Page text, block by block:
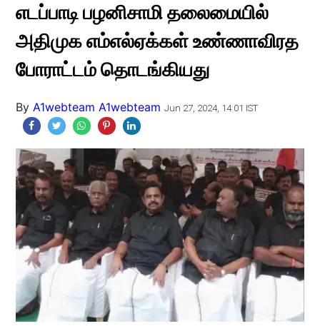
எடப்பாடி பழனிசாமி தலைமையில்
அதிமுக எம்எல்ஏக்கள் உண்ணாவிரத
போராட்டம் தொடங்கியது
By A1webteam A1webteam Jun 27, 2024, 14:01 IST